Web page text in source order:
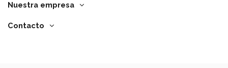
Nuestra empresa
Contacto